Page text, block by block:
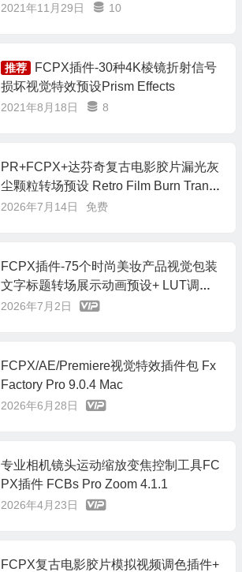
2021年11月29日 10
推荐
FCPX插件-30种4K棱镜折射信号
损坏视觉特效预设Prism Effects
2021年8月18日 8
PR+FCPX+达芬奇复古电影胶片漏光灰
尘颗粒转场预设 Retro Film Burn Transi
tions 4K
2026年7月14日 免费
FCPX插件-75个时尚美妆产品视觉包装
文字标题转场展示动画预设+ LUT调色
预设 mBeauty
2026年7月2日
FCPX/AE/Premiere视觉特效插件包 Fx
Factory Pro 9.0.4 Mac
2026年6月28日
专业相机镜头运动缩放变焦控制工具FC
PX插件 FCBs Pro Zoom 4.1.1
2026年4月23日
FCPX复古电影胶片模拟视频调色插件+